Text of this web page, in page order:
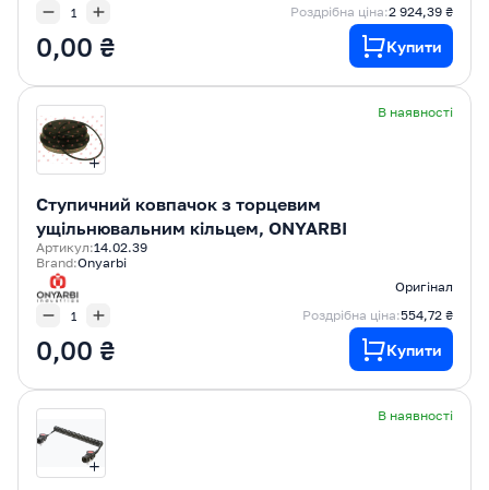
Роздрібна ціна:2 924,39 ₴
0,00 ₴ Купити
В наявності
Ступичний ковпачок з торцевим
ущільнювальним кільцем, ONYARBI
Артикул:14.02.39
Brand:Onyarbi
Оригінал
Роздрібна ціна:554,72 ₴
0,00 ₴ Купити
В наявності